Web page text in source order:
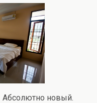
Абсолютно новый.